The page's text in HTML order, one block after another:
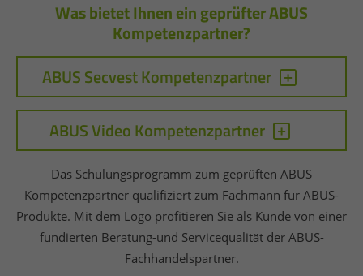
Was bietet Ihnen ein geprüfter ABUS
Kompetenzpartner?
ABUS Secvest Kompetenzpartner
ABUS Video Kompetenzpartner
Das Schulungsprogramm zum geprüften ABUS
Kompetenzpartner qualifiziert zum Fachmann für ABUS-
Produkte. Mit dem Logo profitieren Sie als Kunde von einer
fundierten Beratung-und Servicequalität der ABUS-
Fachhandelspartner.